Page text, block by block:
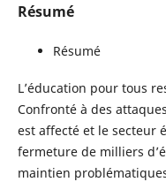
Résumé
Résumé
L’éducation pour tous
Confronté à des
est affecté et le secteur
fermeture de milliers
maintien